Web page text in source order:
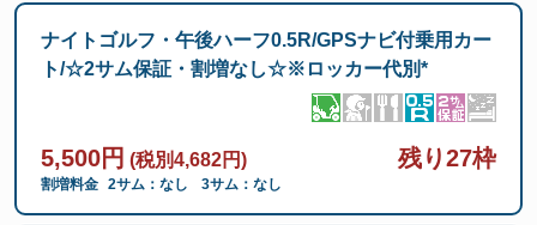
ナイトゴルフ・午後ハーフ0.5R/GPSナビ付乗用カー
ト/☆2サム保証・割増なし☆※ロッカー代別*
5,500円 (税別4,682円) 残り27枠
割増料金 2サム：なし 3サム：なし